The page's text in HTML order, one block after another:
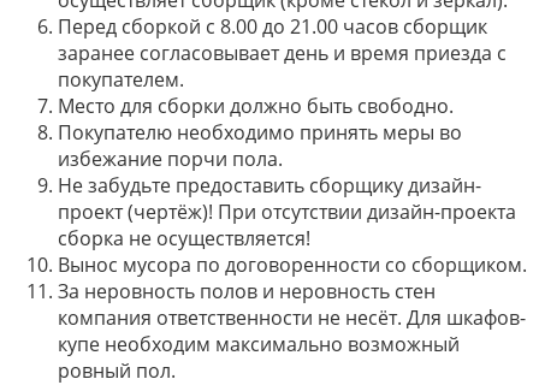
Перед сборкой с 8.00 до 21.00 часов сборщик
заранее согласовывает день и время приезда с
покупателем.
Место для сборки должно быть свободно.
Покупателю необходимо принять меры во
избежание порчи пола.
Не забудьте предоставить сборщику дизайн-
проект (чертёж)! При отсутствии дизайн-проекта
сборка не осуществляется!
Вынос мусора по договоренности со сборщиком.
За неровность полов и неровность стен
компания ответственности не несёт. Для шкафов-
купе необходим максимально возможный
ровный пол.